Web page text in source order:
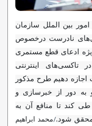
بین الملل سازمان
نادرست درخصوص
ادعای قطع مستمری
تاکسی‌های اینترنتی
دهیم طرح مذکور
دور از خبرسازی و
کند تا منافع آن به
محقق شود./محمد ابراهیم